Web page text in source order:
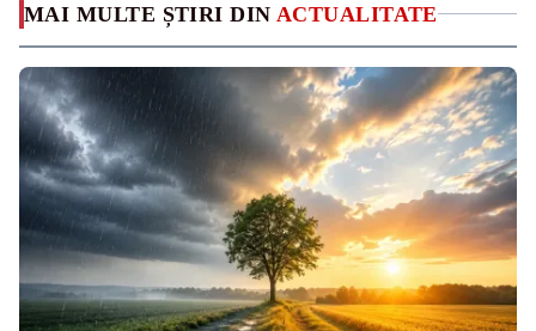
MAI MULTE ȘTIRI DIN ACTUALITATE